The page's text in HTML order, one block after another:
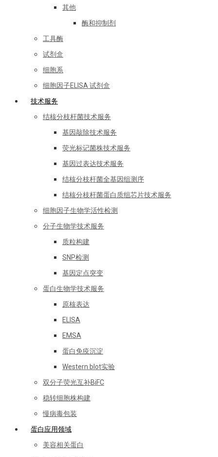
其他
酶和抑制剂
工具酶
试剂盒
细胞系
细胞因子ELISA 试剂盒
技术服务
结核分枝杆菌技术服务
基因敲除技术服务
荧光标记菌株技术服务
基因过表达技术服务
结核分枝杆菌全基因组测序
结核分枝杆菌蛋白质组芯片技术服务
细胞因子生物学活性检测
分子生物学技术服务
质粒构建
SNP检测
基因定点突变
蛋白生物学技术服务
原核表达
ELISA
EMSA
蛋白免疫沉淀
Western blot实验
双分子荧光互补BiFC
稳转细胞株构建
慢病毒包装
蛋白应用领域
美容相关蛋白